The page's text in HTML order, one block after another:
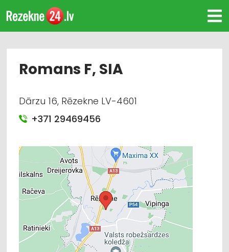
Romans F, SIA
Dārzu 16, Rēzekne LV-4601
+371 29469456